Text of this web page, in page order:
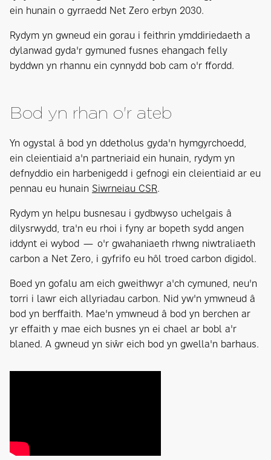
ein hunain o gyrraedd Net Zero erbyn 2030.
Rydym yn gwneud ein gorau i feithrin ymddiriedaeth a
dylanwad gyda'r gymuned fusnes ehangach felly
byddwn yn rhannu ein cynnydd bob cam o'r ffordd.
Bod yn rhan o'r ateb
Yn ogystal â bod yn ddetholus gyda'n hymgyrchoedd,
ein cleientiaid a'n partneriaid ein hunain, rydym yn
defnyddio ein harbenigedd i gefnogi ein cleientiaid ar eu
pennau eu hunain Siwrneiau CSR.
Rydym yn helpu busnesau i gydbwyso uchelgais â
dilysrwydd, tra'n eu rhoi i fyny ar bopeth sydd angen
iddynt ei wybod — o'r gwahaniaeth rhwng niwtraliaeth
carbon a Net Zero, i gyfrifo eu hôl troed carbon digidol.
Boed yn gofalu am eich gweithwyr a'ch cymuned, neu'n
torri i lawr eich allyriadau carbon. Nid yw'n ymwneud â
bod yn berffaith. Mae'n ymwneud â bod yn berchen ar
yr effaith y mae eich busnes yn ei chael ar bobl a'r
blaned. A gwneud yn siŵr eich bod yn gwella'n barhaus.